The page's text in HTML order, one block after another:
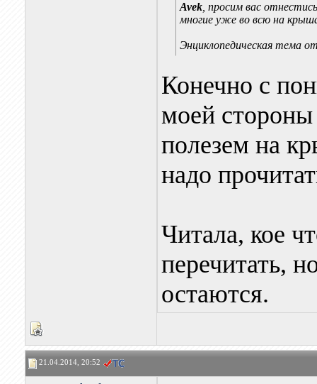
Avek, просим вас
многие уже во всю на
Энциклопедическая тема
Конечно с
моей стороны
полезем на
надо
Читала, кое
перечитать,
остаются.
21.04.2014, 20:52